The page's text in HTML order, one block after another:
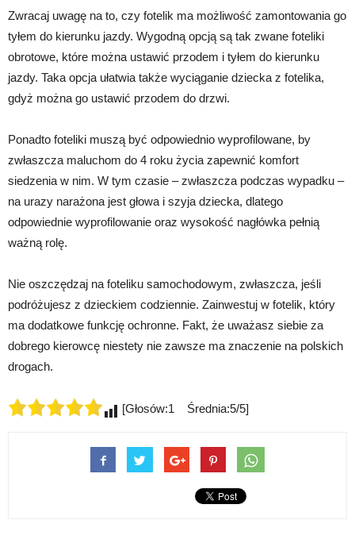
Zwracaj uwagę na to, czy fotelik ma możliwość zamontowania go
tyłem do kierunku jazdy. Wygodną opcją są tak zwane foteliki
obrotowe, które można ustawić przodem i tyłem do kierunku
jazdy. Taka opcja ułatwia także wyciąganie dziecka z fotelika,
gdyż można go ustawić przodem do drzwi.
Ponadto foteliki muszą być odpowiednio wyprofilowane, by
zwłaszcza maluchom do 4 roku życia zapewnić komfort
siedzenia w nim. W tym czasie – zwłaszcza podczas wypadku –
na urazy narażona jest głowa i szyja dziecka, dlatego
odpowiednie wyprofilowanie oraz wysokość nagłówka pełnią
ważną rolę.
Nie oszczędzaj na foteliku samochodowym, zwłaszcza, jeśli
podróżujesz z dzieckiem codziennie. Zainwestuj w fotelik, który
ma dodatkowe funkcję ochronne. Fakt, że uważasz siebie za
dobrego kierowcę niestety nie zawsze ma znaczenie na polskich
drogach.
[Głosów:1 Średnia:5/5]